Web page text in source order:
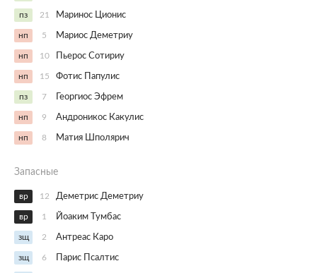
пз 21 Маринос Ционис
нп 5 Мариос Деметриу
нп 10 Пьерос Сотириу
нп 15 Фотис Папулис
пз 7 Георгиос Эфрем
нп 9 Андроникос Какулис
нп 8 Матия Шполярич
Запасные
вр 12 Деметрис Деметриу
вр 1 Йоаким Тумбас
зщ 2 Антреас Каро
зщ 6 Парис Псалтис